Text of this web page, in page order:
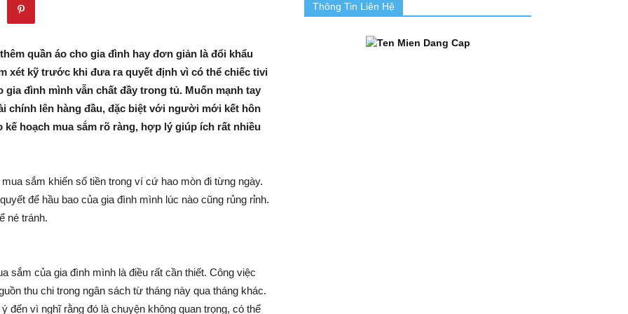
Khởi
quần áo cho gia đình hay đơn giản là đổi khẩu
xét kỹ trước khi đưa ra quyết định vì có thể chiếc tivi
gia đình mình vẫn chất đầy trong tủ. Muốn mạnh tay
chính lên hàng đầu, đặc biệt với người mới kết hôn
hoạch mua sắm rõ ràng, hợp lý giúp ích rất nhiều
sắm khiến số tiền trong ví cứ hao mòn đi từng ngày.
để hầu bao của gia đình mình lúc nào cũng rủng rỉnh.
né tránh.
sắm của gia đình mình là điều rất cần thiết. Công việc
thu chi trong ngân sách từ tháng này qua tháng khác.
đến vì nghĩ rằng đó là chuyện không quan trọng, có thể
Thông Tin Liên Hệ